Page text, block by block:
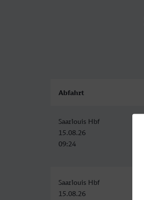
Abfahrt
Saarlouis Hbf
15.08.26
09:24
Saarlouis Hbf
15.08.26